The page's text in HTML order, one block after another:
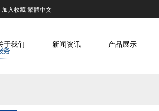
加入收藏繁體中文
产品展示
新闻资讯
于我们